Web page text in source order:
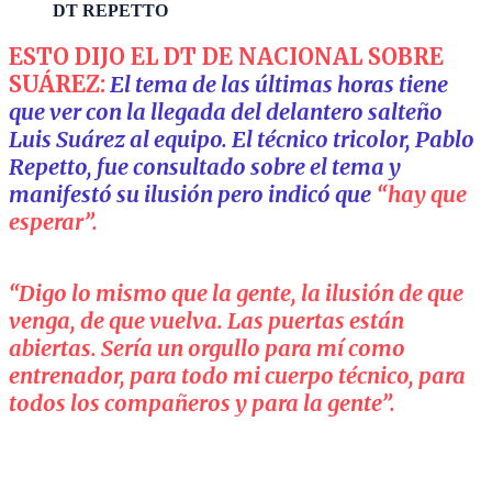
DT REPETTO
ESTO DIJO EL DT DE NACIONAL SOBRE
SUÁREZ: El tema de las últimas horas tiene
que ver con la llegada del delantero salteño
Luis Suárez al equipo. El técnico tricolor, Pablo
Repetto, fue consultado sobre el tema y
manifestó su ilusión pero indicó que “hay que
esperar”.
“Digo lo mismo que la gente, la ilusión de que
venga, de que vuelva. Las puertas están
abiertas. Sería un orgullo para mí como
entrenador, para todo mi cuerpo técnico, para
todos los compañeros y para la gente”.